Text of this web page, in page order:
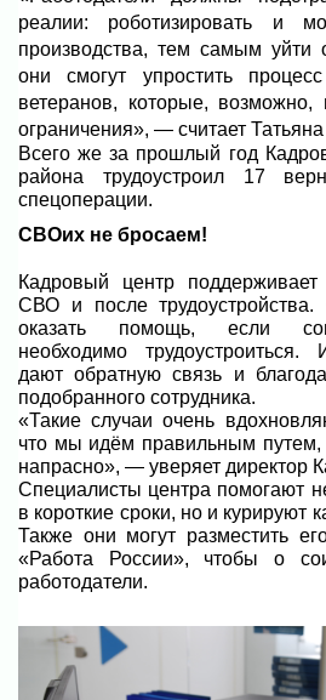
реалии: роботизировать и
производства, тем самым уйти
они смогут упростить
ветеранов, которые,
ограничения», — считает
Всего же за прошлый год
района трудоустроил 17
спецоперации.
СВОих не бросаем!
Кадровый центр
СВО и после трудоустройства.
оказать помощь, если
необходимо трудоустроиться.
дают обратную связь и
подобранного сотрудника.
«Такие случаи очень
что мы идём правильным путем,
напрасно», — уверяет директор
Специалисты центра помогают
в короткие сроки, но и курируют
Также они могут разместить
«Работа России», чтобы о
работодатели.